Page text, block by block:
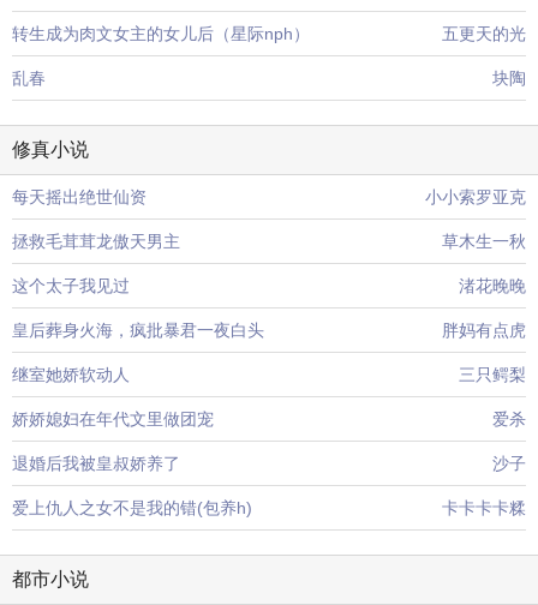
转生成为肉文女主的女儿后（星际nph） 五更天的光
乱春 块陶
修真小说
每天摇出绝世仙资 小小索罗亚克
拯救毛茸茸龙傲天男主 草木生一秋
这个太子我见过 渚花晚晚
皇后葬身火海，疯批暴君一夜白头 胖妈有点虎
继室她娇软动人 三只鳄梨
娇娇媳妇在年代文里做团宠 爱杀
退婚后我被皇叔娇养了 沙子
爱上仇人之女不是我的错(包养h) 卡卡卡卡糅
都市小说